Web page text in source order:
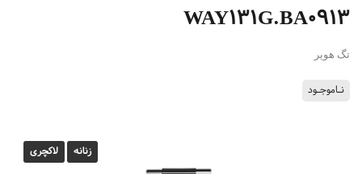
WAY131G.BA0913
تگ هویر
نـاموجـود
زنانه لاکچری